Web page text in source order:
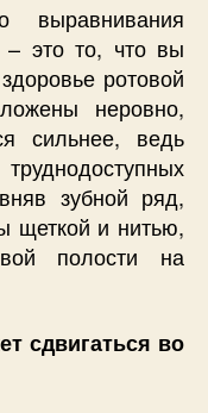
выравнивания
– это то, что вы
ротовой
неровно,
сильнее, ведь
зубной ряд,
щеткой и нитью,
полости на
сдвигаться во